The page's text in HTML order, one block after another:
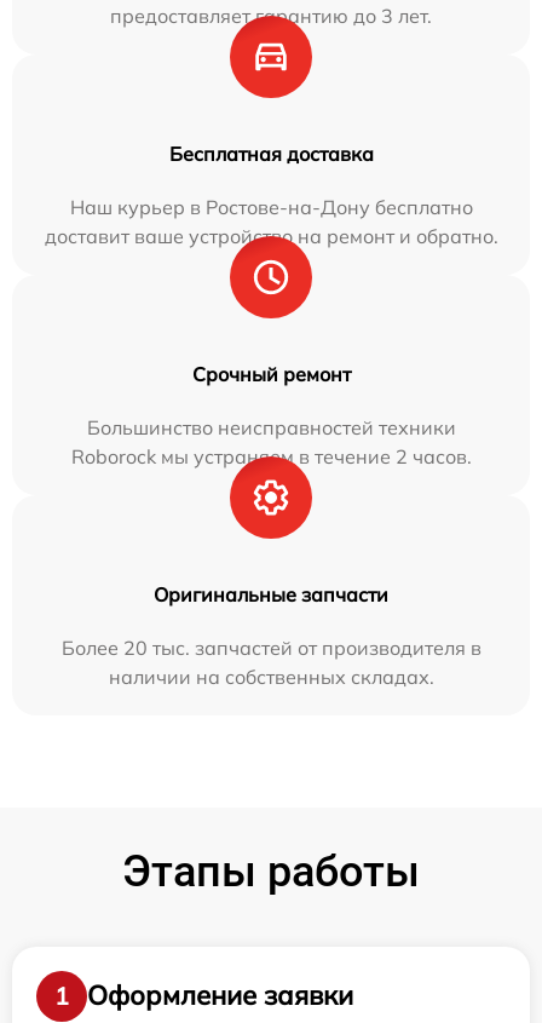
предоставляет гарантию до 3 лет.
Бесплатная доставка
Наш курьер в Ростове-на-Дону бесплатно
доставит ваше устройство на ремонт и обратно.
Срочный ремонт
Большинство неисправностей техники
Roborock мы устраняем в течение 2 часов.
Оригинальные запчасти
Более 20 тыс. запчастей от производителя в
наличии на собственных складах.
Этапы работы
1
Оформление заявки